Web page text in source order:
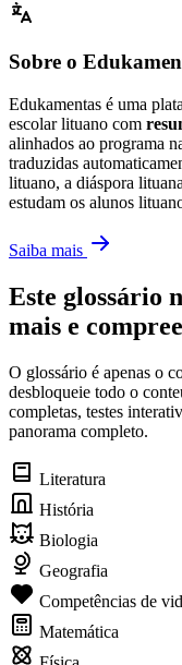
Sobre o
Edukamentas é uma
escolar lituano com
alinhados ao programa
traduzidas
lituano, a diáspora
estudam os alunos
Saiba mais
Este glossário
mais e
O glossário é apenas o
desbloqueie todo o
completas, testes
panorama completo.
Literatura
História
Biologia
Geografia
Competências de
Matemática